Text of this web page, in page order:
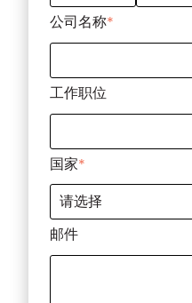
公司名称*
工作职位
国家*
邮件